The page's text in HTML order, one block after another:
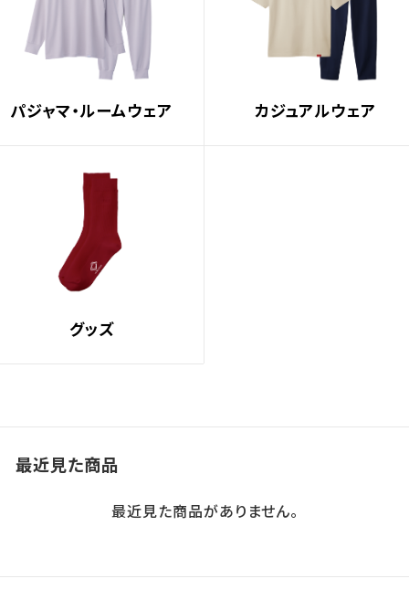
パジャマ・ルームウェア カジュアルウェア
グッズ
最近見た商品
最近見た商品がありません。